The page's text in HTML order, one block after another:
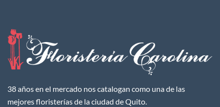
38 años en el mercado nos catalogan como una de las
mejores floristerías de la ciudad de Quito.